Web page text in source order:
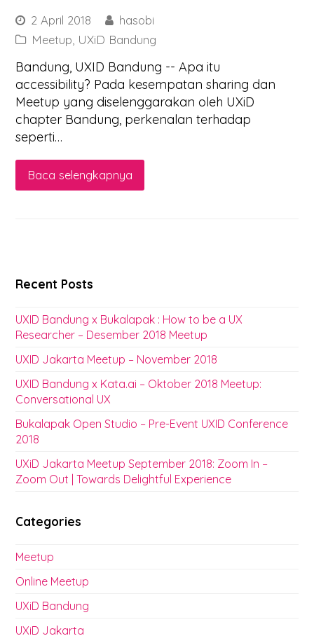
2 April 2018
hasobi
Meetup UXiD Bandung
Bandung, UXID Bandung -- Apa itu
accessibility? Pada kesempatan sharing dan
Meetup yang diselenggarakan oleh UXiD
chapter Bandung, perkenalan terhadap
seperti…
Baca selengkapnya
Recent Posts
UXID Bandung x Bukalapak : How to be a UX
Researcher – Desember 2018 Meetup
UXID Jakarta Meetup – November 2018
UXID Bandung x Kata.ai – Oktober 2018 Meetup:
Conversational UX
Bukalapak Open Studio – Pre-Event UXID Conference
2018
UXiD Jakarta Meetup September 2018: Zoom In –
Zoom Out | Towards Delightful Experience
Categories
Meetup
Online Meetup
UXiD Bandung
UXiD Jakarta